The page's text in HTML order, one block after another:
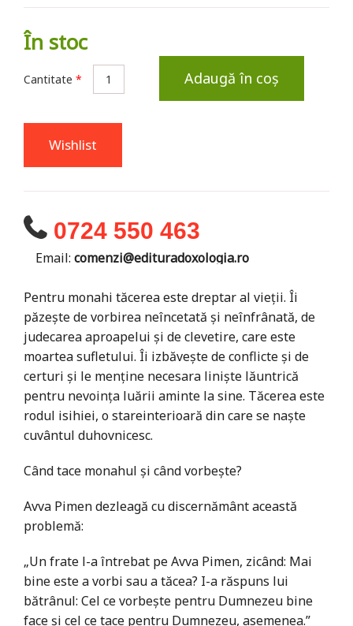
În stoc
Cantitate * Adaugă în coș
Wishlist
0724 550 463
Email: comenzi@edituradoxologia.ro
Pentru monahi tăcerea este dreptar al vieții. Îi
păzește de vorbirea neîncetată și neînfrânată, de
judecarea aproapelui și de clevetire, care este
moartea sufletului. Îi izbăvește de conflicte și de
certuri și le menține necesara liniște lăuntrică
pentru nevoința luării aminte la sine. Tăcerea este
rodul isihiei, o stareinterioară din care se naște
cuvântul duhovnicesc.
Când tace monahul și când vorbește?
Avva Pimen dezleagă cu discernământ această
problemă:
„Un frate l-a întrebat pe Avva Pimen, zicând: Mai
bine este a vorbi sau a tăcea? I-a răspuns lui
bătrânul: Cel ce vorbește pentru Dumnezeu bine
face și cel ce tace pentru Dumnezeu, asemenea.”